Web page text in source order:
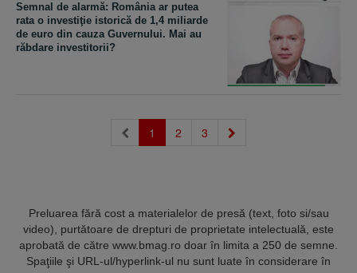
Semnal de alarmă: România ar putea
rata o investiţie istorică de 1,4 miliarde
de euro din cauza Guvernului. Mai au
răbdare investitorii?
1 (current)
2 3
Preluarea fără cost a materialelor de presă (text, foto si/sau
video), purtătoare de drepturi de proprietate intelectuală, este
aprobată de către www.bmag.ro doar în limita a 250 de semne.
Spaţiile şi URL-ul/hyperlink-ul nu sunt luate în considerare în